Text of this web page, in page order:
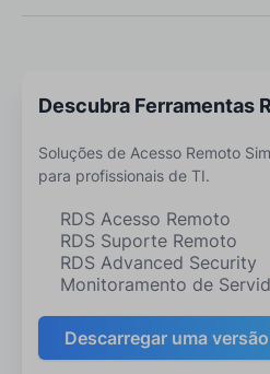
Descubra Ferramentas
Soluções de Acesso Remoto
para profissionais de TI.
RDS Acesso Remoto
RDS Suporte Remoto
RDS Advanced Security
Monitoramento de
Descarregar uma